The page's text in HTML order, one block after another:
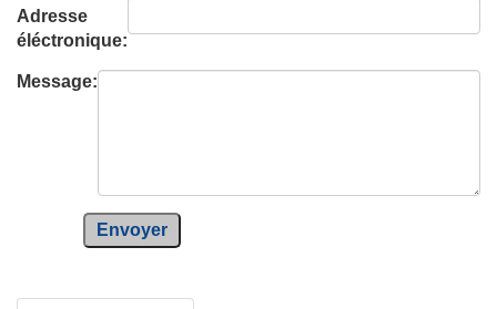
Adresse
éléctronique:
Message:
Envoyer